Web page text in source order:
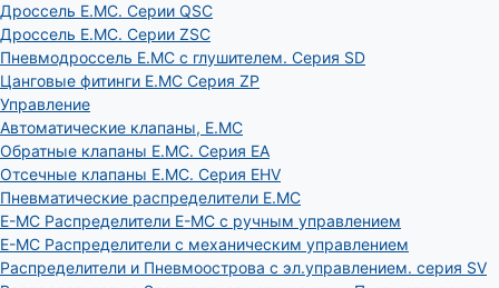
Дроссель E.MC. Серии QSC
Дроссель E.MC. Серии ZSC
Пневмодроссель E.MC с глушителем. Серия SD
Цанговые фитинги E.MC Серия ZP
Управление
Автоматические клапаны, Е.МС
Обратные клапаны E.MC. Серия EA
Отсечные клапаны E.MC. Серия EHV
Пневматические распределители E.MC
E-MC Распределители E-MC с ручным управлением
E-MC Распределители с механическим управлением
Распределители и Пневмоострова с эл.управлением. серия SV